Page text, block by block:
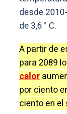
desde
de 3,6 ° C.
A partir de
para 2089
calor
por ciento
ciento en el